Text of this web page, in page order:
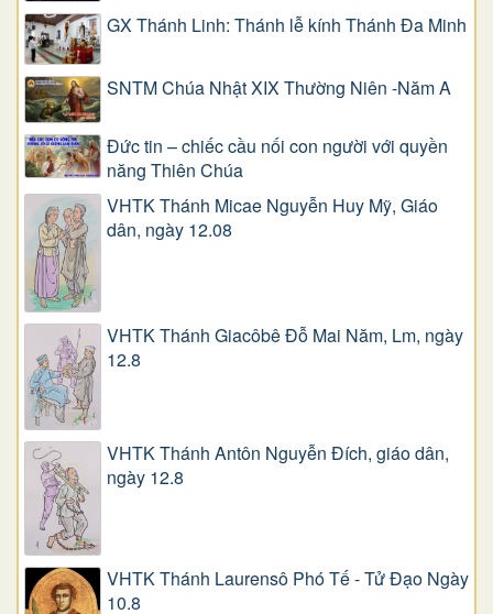
GX Thánh Linh: Thánh lễ kính Thánh Đa Minh
SNTM Chúa Nhật XIX Thường Niên -Năm A
Đức tin – chiếc cầu nối con người với quyền
năng Thiên Chúa
VHTK Thánh Micae Nguyễn Huy Mỹ, Giáo
dân, ngày 12.08
VHTK Thánh Giacôbê Ðỗ Mai Năm, Lm, ngày
12.8
VHTK Thánh Antôn Nguyễn Ðích, giáo dân,
ngày 12.8
VHTK Thánh Laurensô Phó Tế - Tử Đạo Ngày
10.8